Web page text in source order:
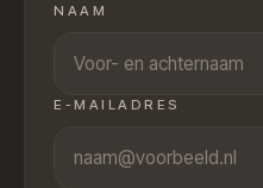
NAAM
E-MAILADRES